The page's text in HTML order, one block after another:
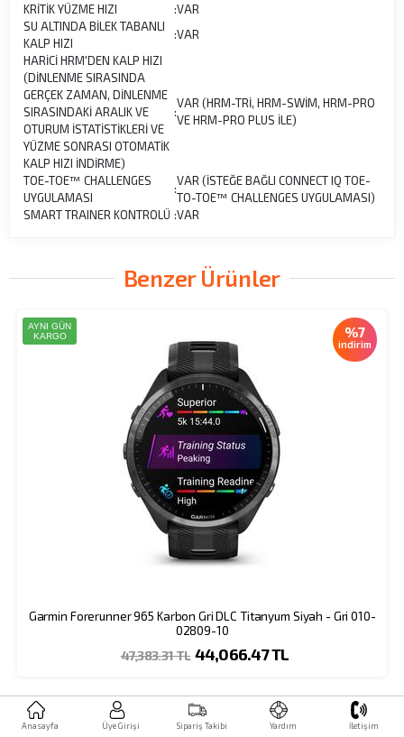
KRİTİK YÜZME HIZI
:VAR
SU ALTINDA BİLEK TABANLI
KALP HIZI
:VAR
HARİCİ HRM'DEN KALP HIZI
(DİNLENME SIRASINDA
GERÇEK ZAMAN, DİNLENME
SIRASINDAKİ ARALIK VE
OTURUM İSTATİSTİKLERİ VE
YÜZME SONRASI OTOMATİK
KALP HIZI İNDİRME)
:
VAR (HRM-TRİ, HRM-SWİM, HRM-PRO
VE HRM-PRO PLUS İLE)
TOE-TOE™ CHALLENGES
UYGULAMASI
:
VAR (İSTEĞE BAĞLI CONNECT IQ TOE-
TO-TOE™ CHALLENGES UYGULAMASI)
SMART TRAINER KONTROLÜ :VAR
Benzer Ürünler
AYNI GÜN
KARGO
%7
indirim
Garmin Forerunner 965 Karbon Gri DLC Titanyum Siyah - Gri 010-
02809-10
47,383.31 TL 44,066.47 TL
Anasayfa Üye Girişi Sipariş Takibi Yardım İletişim